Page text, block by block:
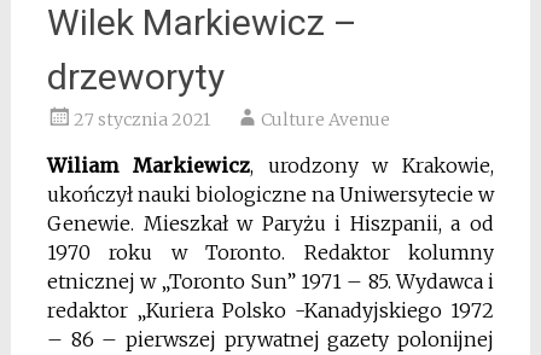
Wilek Markiewicz –
drzeworyty
27 stycznia 2021 Culture Avenue
Wiliam Markiewicz, urodzony w Krakowie,
ukończył nauki biologiczne na Uniwersytecie w
Genewie. Mieszkał w Paryżu i Hiszpanii, a od
1970 roku w Toronto. Redaktor kolumny
etnicznej w „Toronto Sun” 1971 – 85. Wydawca i
redaktor „Kuriera Polsko -Kanadyjskiego 1972
– 86 – pierwszej prywatnej gazety polonijnej